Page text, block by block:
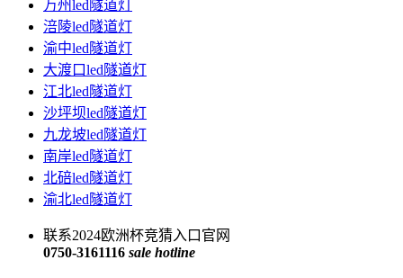
万州led隧道灯
涪陵led隧道灯
渝中led隧道灯
大渡口led隧道灯
江北led隧道灯
沙坪坝led隧道灯
九龙坡led隧道灯
南岸led隧道灯
北碚led隧道灯
渝北led隧道灯
联系2024欧洲杯竞猜入口官网
0750-3161116 sale hotline